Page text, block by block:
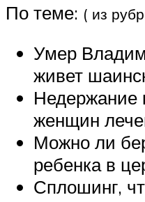
По теме: ( из
Умер
живет
Недержание
женщин
Можно ли
ребенка в
Сплошинг,